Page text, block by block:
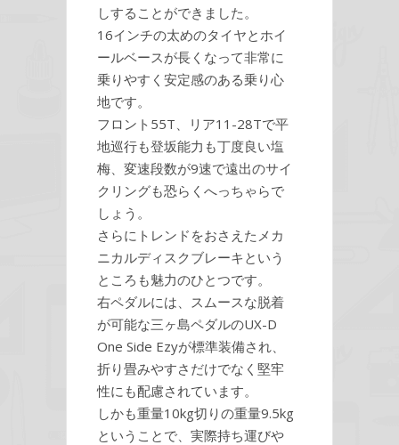
しすることができました。
16インチの太めのタイヤとホイ
ールベースが長くなって非常に
乗りやすく安定感のある乗り心
地です。
フロント55T、リア11-28Tで平
地巡行も登坂能力も丁度良い塩
梅、変速段数が9速で遠出のサイ
クリングも恐らくへっちゃらで
しょう。
さらにトレンドをおさえたメカ
ニカルディスクブレーキという
ところも魅力のひとつです。
右ペダルには、スムースな脱着
が可能な三ヶ島ペダルのUX-D
One Side Ezyが標準装備され、
折り畳みやすさだけでなく堅牢
性にも配慮されています。
しかも重量10kg切りの重量9.5kg
ということで、実際持ち運びや